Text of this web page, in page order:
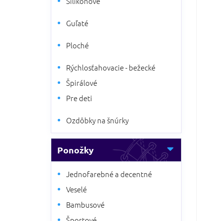
Guľaté
Ploché
Rýchlosťahovacie - bežecké
Špirálové
Pre deti
Ozdôbky na šnúrky
Ponožky
Jednofarebné a decentné
Veselé
Bambusové